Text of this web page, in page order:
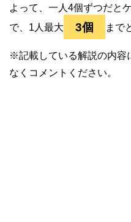
よって、一人4個ずつだと
で、1人最大
3個 まで
※記載している解説の内容
なくコメントください。